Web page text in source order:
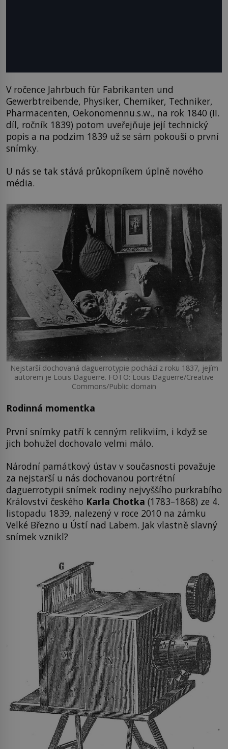
V ročence Jahrbuch für Fabrikanten und
Gewerbtreibende, Physiker, Chemiker, Techniker,
Pharmacenten, Oekonomennu.s.w., na rok 1840 (II.
díl, ročník 1839) potom uveřejňuje její technický
popis a na podzim 1839 už se sám pokouší o první
snímky.
U nás se tak stává průkopníkem úplně nového
média.
Nejstarší dochovaná daguerrotypie pochází z roku 1837, jejím
autorem je Louis Daguerre. FOTO: Louis Daguerre/Creative
Commons/Public domain
Rodinná momentka
První snímky patří k cenným relikviím, i když se
jich bohužel dochovalo velmi málo.
Národní památkový ústav v současnosti považuje
za nejstarší u nás dochovanou portrétní
daguerrotypii snímek rodiny nejvyššího purkrabího
Království českého Karla Chotka (1783–1868) ze 4.
listopadu 1839, nalezený v roce 2010 na zámku
Velké Březno u Ústí nad Labem. Jak vlastně slavný
snímek vznikl?